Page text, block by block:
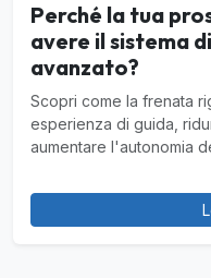
Perché la tua
avere il sistema
avanzato?
Scopri come la frenata
esperienza di guida,
aumentare l'autonomia